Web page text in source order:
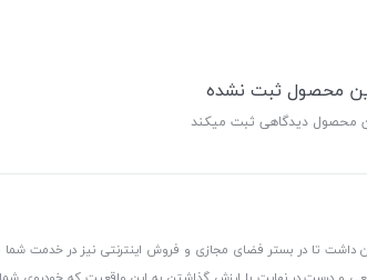
محصول ثبت نشده
محصول دیدگاهی ثبت میکند
داشت تا در بستر فضای مجازی و فروش اینترنتی نیز در خدمت